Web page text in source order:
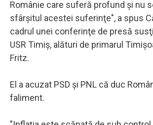
Românie care suferă profund şi nu
sfârşitul acestei suferinţe", a spus
cadrul unei conferinţe de presă
USR Timiş, alături de primarul
Fritz.
El a acuzat PSD şi PNL că duc
faliment.